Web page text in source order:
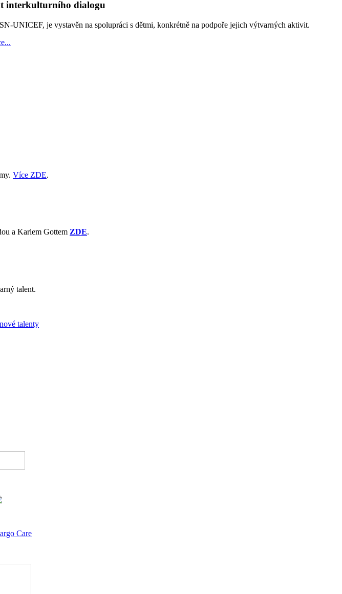
interkulturního dialogu
UNICEF, je vystavěn na spolupráci s dětmi, konkrétně na podpoře jejich výtvarných aktivit.
Více ZDE.
a Karlem Gottem ZDE.
talent.